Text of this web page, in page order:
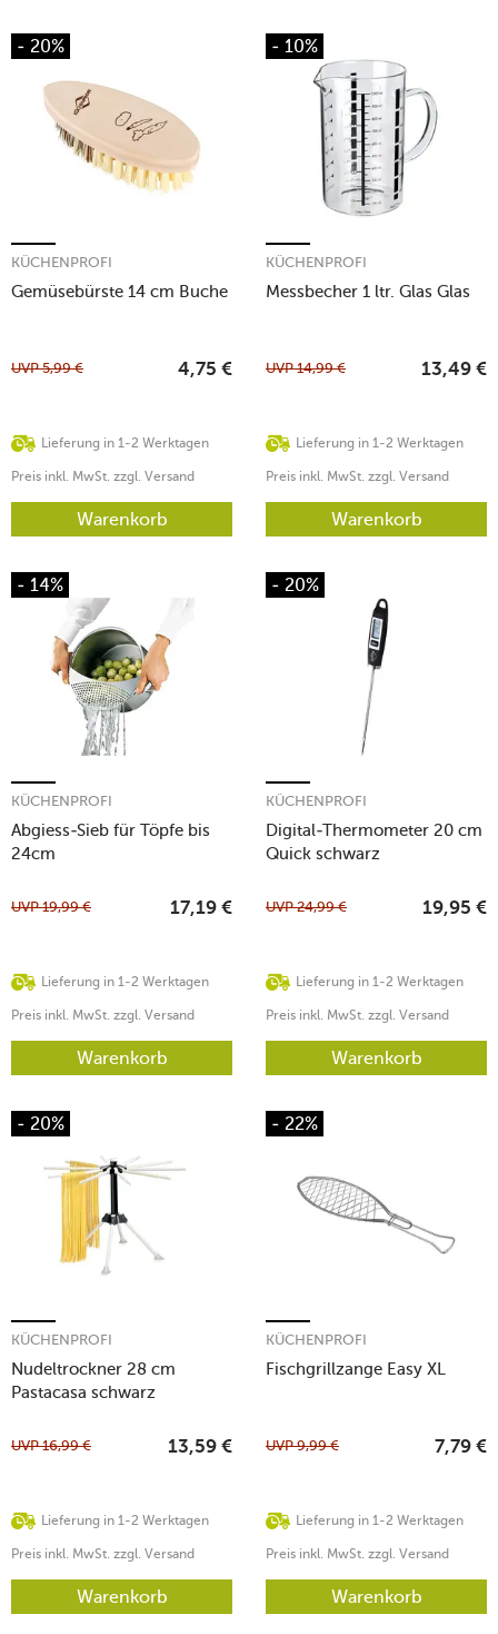
- 20%
Gemüsebürste 14 cm Buche
KÜCHENPROFI
Lieferung in 1-2 Werktagen
UVP5,99 € 4,75 €
Preis inkl. MwSt. zzgl. Versand
Warenkorb
- 10%
Messbecher 1 ltr. Glas Glas
KÜCHENPROFI
Lieferung in 1-2 Werktagen
UVP14,99 € 13,49 €
Preis inkl. MwSt. zzgl. Versand
Warenkorb
- 14%
Abgiess-Sieb für Töpfe bis
24cm
KÜCHENPROFI
Lieferung in 1-2 Werktagen
UVP19,99 € 17,19 €
Preis inkl. MwSt. zzgl. Versand
Warenkorb
- 20%
Digital-Thermometer 20 cm
Quick schwarz
KÜCHENPROFI
Lieferung in 1-2 Werktagen
UVP24,99 € 19,95 €
Preis inkl. MwSt. zzgl. Versand
Warenkorb
- 20%
Nudeltrockner 28 cm
Pastacasa schwarz
KÜCHENPROFI
Lieferung in 1-2 Werktagen
UVP16,99 € 13,59 €
Preis inkl. MwSt. zzgl. Versand
Warenkorb
- 22%
Fischgrillzange Easy XL
KÜCHENPROFI
Lieferung in 1-2 Werktagen
UVP9,99 € 7,79 €
Preis inkl. MwSt. zzgl. Versand
Warenkorb